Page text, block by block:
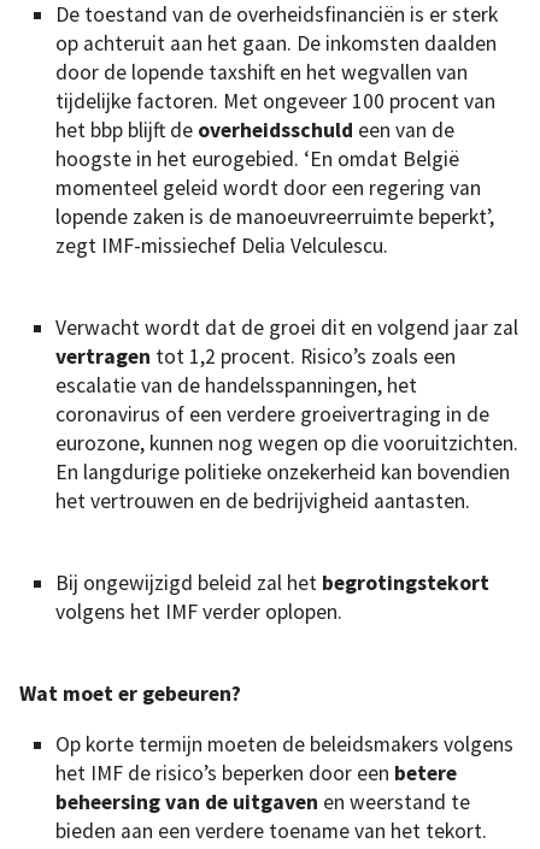
De toestand van de overheidsfinanciën is er sterk
op achteruit aan het gaan. De inkomsten daalden
door de lopende taxshift en het wegvallen van
tijdelijke factoren. Met ongeveer 100 procent van
het bbp blijft de overheidsschuld een van de
hoogste in het eurogebied. ‘En omdat België
momenteel geleid wordt door een regering van
lopende zaken is de manoeuvreerruimte beperkt’,
zegt IMF-missiechef Delia Velculescu.
Verwacht wordt dat de groei dit en volgend jaar zal
vertragen tot 1,2 procent. Risico’s zoals een
escalatie van de handelsspanningen, het
coronavirus of een verdere groeivertraging in de
eurozone, kunnen nog wegen op die vooruitzichten.
En langdurige politieke onzekerheid kan bovendien
het vertrouwen en de bedrijvigheid aantasten.
Bij ongewijzigd beleid zal het begrotingstekort
volgens het IMF verder oplopen.
Wat moet er gebeuren?
Op korte termijn moeten de beleidsmakers volgens
het IMF de risico’s beperken door een betere
beheersing van de uitgaven en weerstand te
bieden aan een verdere toename van het tekort.